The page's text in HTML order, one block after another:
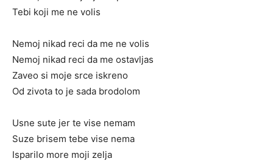
Tebi koji me ne volis
Nemoj nikad reci da me ne volis
Nemoj nikad reci da me ostavljas
Zaveo si moje srce iskreno
Od zivota to je sada brodolom
Usne sute jer te vise nemam
Suze brisem tebe vise nema
Isparilo more moji zelja